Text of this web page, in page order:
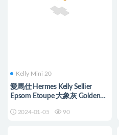
Kelly Mini 20
愛馬仕 Hermes Kelly Sellier
Epsom Etoupe 大象灰 Golden
2024-01-05 90